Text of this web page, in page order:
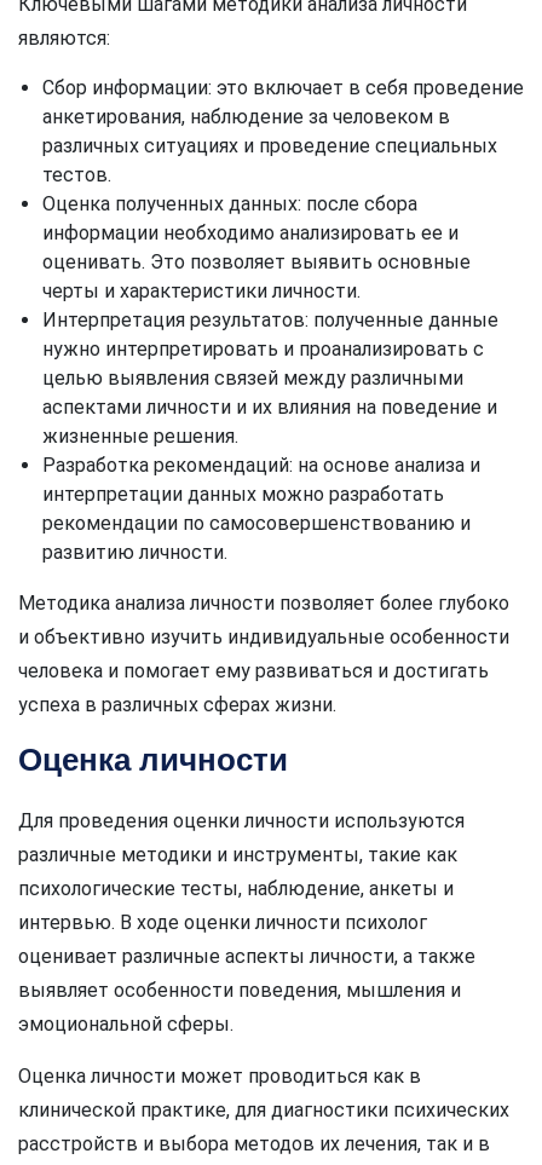
Ключевыми шагами методики анализа личности
являются:
Сбор информации: это включает в себя проведение
анкетирования, наблюдение за человеком в
различных ситуациях и проведение специальных
тестов.
Оценка полученных данных: после сбора
информации необходимо анализировать ее и
оценивать. Это позволяет выявить основные
черты и характеристики личности.
Интерпретация результатов: полученные данные
нужно интерпретировать и проанализировать с
целью выявления связей между различными
аспектами личности и их влияния на поведение и
жизненные решения.
Разработка рекомендаций: на основе анализа и
интерпретации данных можно разработать
рекомендации по самосовершенствованию и
развитию личности.
Методика анализа личности позволяет более глубоко
и объективно изучить индивидуальные особенности
человека и помогает ему развиваться и достигать
успеха в различных сферах жизни.
Оценка личности
Для проведения оценки личности используются
различные методики и инструменты, такие как
психологические тесты, наблюдение, анкеты и
интервью. В ходе оценки личности психолог
оценивает различные аспекты личности, а также
выявляет особенности поведения, мышления и
эмоциональной сферы.
Оценка личности может проводиться как в
клинической практике, для диагностики психических
расстройств и выбора методов их лечения, так и в